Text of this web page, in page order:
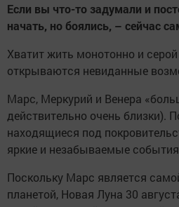
Если вы что-то задумали и
начать, но боялись, – сейчас
Хватит жить монотонно и
открываются невиданные
Марс, Меркурий и Венера
действительно очень близки).
находящиеся под
яркие и незабываемые
Поскольку Марс является
планетой, Новая Луна 30